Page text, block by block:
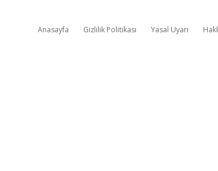
Anasayfa Gizlilik Politikası Yasal Uyarı